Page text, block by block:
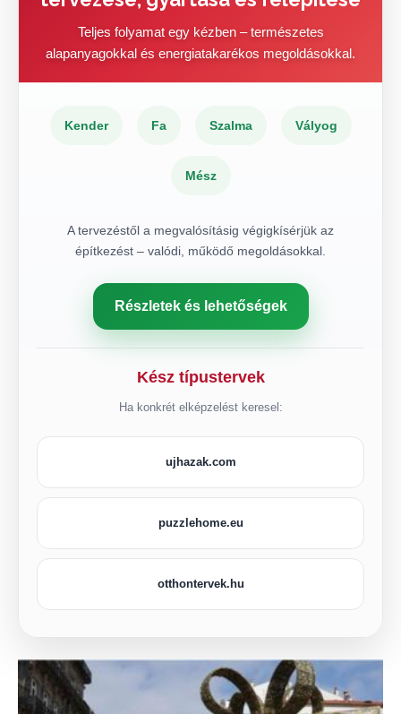
Teljes folyamat egy kézben – természetes
alapanyagokkal és energiatakarékos megoldásokkal.
Kender Fa Szalma Vályog
Mész
A tervezéstől a megvalósításig végigkísérjük az
építkezést – valódi, működő megoldásokkal.
Részletek és lehetőségek
Kész típustervek
Ha konkrét elképzelést keresel:
ujhazak.com
puzzlehome.eu
otthontervek.hu